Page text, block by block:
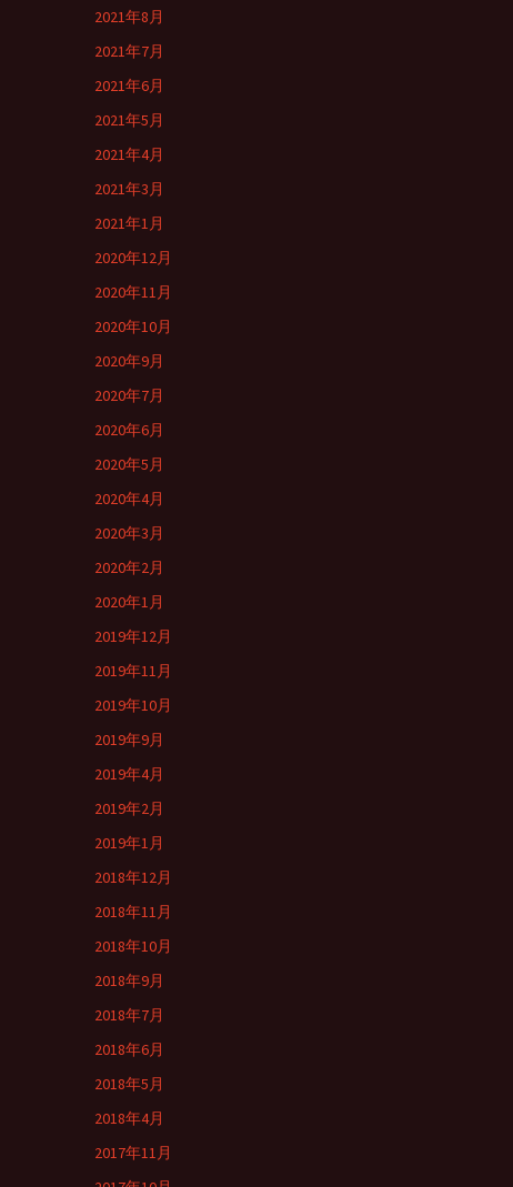
2021年8月
2021年7月
2021年6月
2021年5月
2021年4月
2021年3月
2021年1月
2020年12月
2020年11月
2020年10月
2020年9月
2020年7月
2020年6月
2020年5月
2020年4月
2020年3月
2020年2月
2020年1月
2019年12月
2019年11月
2019年10月
2019年9月
2019年4月
2019年2月
2019年1月
2018年12月
2018年11月
2018年10月
2018年9月
2018年7月
2018年6月
2018年5月
2018年4月
2017年11月